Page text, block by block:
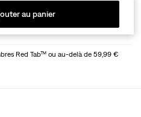
au panier
Red Tab™ ou au-delà de 59,99 €